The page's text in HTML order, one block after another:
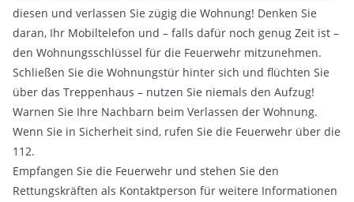
diesen und verlassen Sie zügig die Wohnung! Denken Sie
daran, Ihr Mobiltelefon und – falls dafür noch genug Zeit ist –
den Wohnungsschlüssel für die Feuerwehr mitzunehmen.
Schließen Sie die Wohnungstür hinter sich und flüchten Sie
über das Treppenhaus – nutzen Sie niemals den Aufzug!
Warnen Sie Ihre Nachbarn beim Verlassen der Wohnung.
Wenn Sie in Sicherheit sind, rufen Sie die Feuerwehr über die
112.
Empfangen Sie die Feuerwehr und stehen Sie den
Rettungskräften als Kontaktperson für weitere Informationen